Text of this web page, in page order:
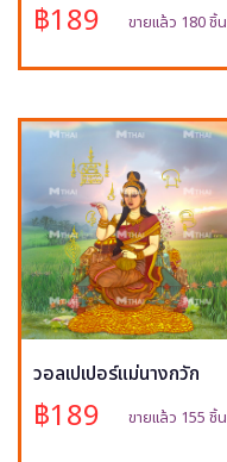
฿189 ขายแล้ว 180 ชิ้น
วอลเปเปอร์แม่นางกวัก
฿189 ขายแล้ว 155 ชิ้น